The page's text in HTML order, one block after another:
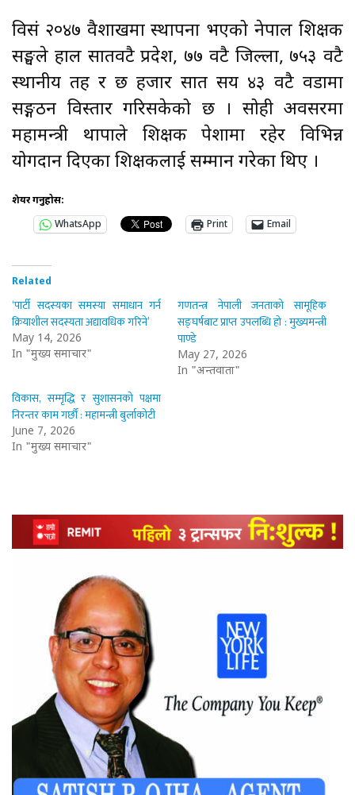
विसं २०४७ वैशाखमा स्थापना भएको नेपाल शिक्षक
सङ्घले हाल सातवटै प्रदेश, ७७ वटै जिल्ला, ७५३ वटै
स्थानीय तह र छ हजार सात सय ४३ वटै वडामा
सङ्गठन विस्तार गरिसकेको छ । सोही अवसरमा
महामन्त्री थापाले शिक्षक पेशामा रहेर विभिन्न
योगदान दिएका शिक्षकलाई सम्मान गरेका थिए ।
शेयर गर्नुहोस:
WhatsApp
Print Email
Related
‘पार्टी सदस्यका समस्या समाधान गर्न
क्रियाशील सदस्यता अद्यावधिक गरिने’
May 14, 2026
In "मुख्य समाचार"
गणतन्त्र नेपाली जनताको सामूहिक
सङ्घर्षबाट प्राप्त उपलब्धि हो : मुख्यमन्त्री
पाण्डे
May 27, 2026
In "अन्तर्वार्ता"
विकास, सम्मृद्धि र सुशासनको पक्षमा
निरन्तर काम गर्छौं : महामन्त्री बुर्लाकोटी
June 7, 2026
In "मुख्य समाचार"